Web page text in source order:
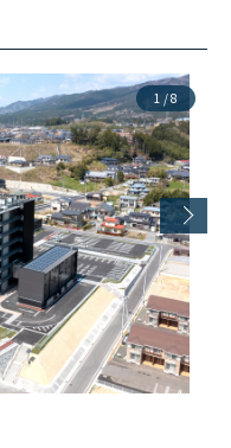
1 /8